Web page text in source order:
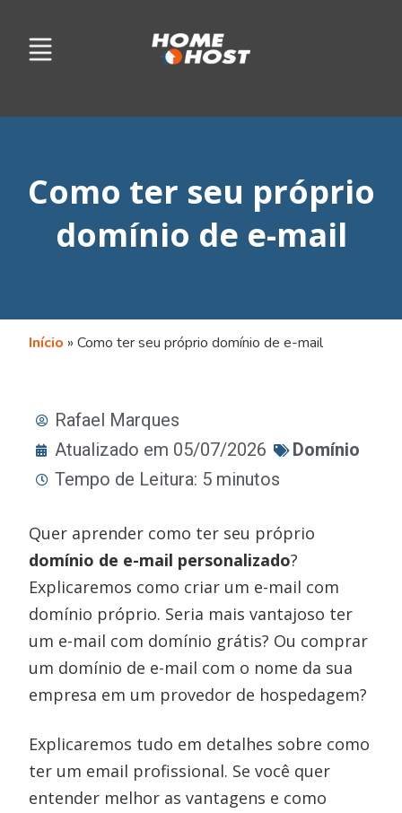
Como ter seu próprio
domínio de e-mail
Início »Como ter seu próprio domínio de e-mail
Rafael Marques
Atualizado em 05/07/2026
Domínio
Tempo de Leitura: 5 minutos
Quer aprender como ter seu próprio
domínio de e-mail personalizado?
Explicaremos como criar um e-mail com
domínio próprio. Seria mais vantajoso ter
um e-mail com domínio grátis? Ou comprar
um domínio de e-mail com o nome da sua
empresa em um provedor de hospedagem?
Explicaremos tudo em detalhes sobre como
ter um email profissional. Se você quer
entender melhor as vantagens e como